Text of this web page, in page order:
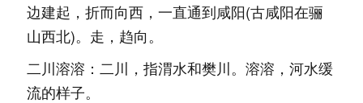
边建起，折而向西，一直通到咸阳(古咸阳在骊
山西北)。走，趋向。
二川溶溶：二川，指渭水和樊川。溶溶，河水缓
流的样子。